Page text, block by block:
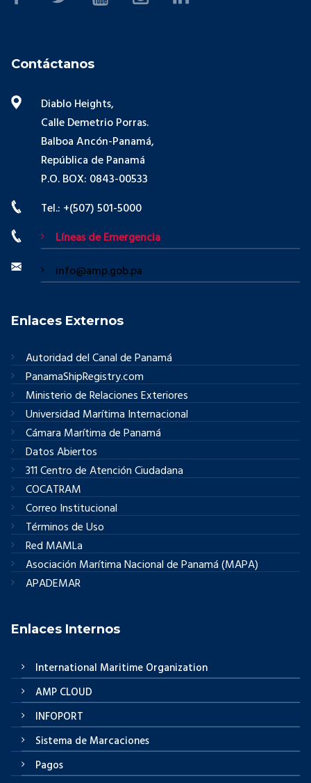
Contáctanos
Diablo Heights,
Calle Demetrio Porras.
Balboa Ancón-Panamá,
República de Panamá
P.O. BOX: 0843-00533
Tel.: +(507) 501-5000
Líneas de Emergencia
info@amp.gob.pa
Enlaces Externos
Autoridad del Canal de Panamá
PanamaShipRegistry.com
Ministerio de Relaciones Exteriores
Universidad Marítima Internacional
Cámara Marítima de Panamá
Datos Abiertos
311 Centro de Atención Ciudadana
COCATRAM
Correo Institucional
Términos de Uso
Red MAMLa
Asociación Marítima Nacional de Panamá (MAPA)
APADEMAR
Enlaces Internos
International Maritime Organization
AMP CLOUD
INFOPORT
Sistema de Marcaciones
Pagos